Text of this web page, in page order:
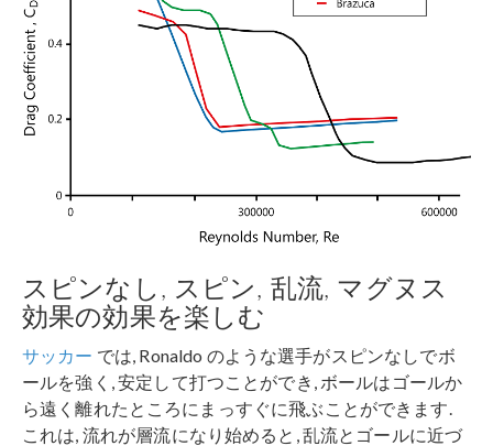
スピンなし, スピン, 乱流, マグヌス
効果の効果を楽しむ
サッカー では, Ronaldo のような選手がスピンなしでボ
ールを強く, 安定して打つことができ, ボールはゴールか
ら遠く離れたところにまっすぐに飛ぶことができます.
これは, 流れが層流になり始めると, 乱流とゴールに近づ